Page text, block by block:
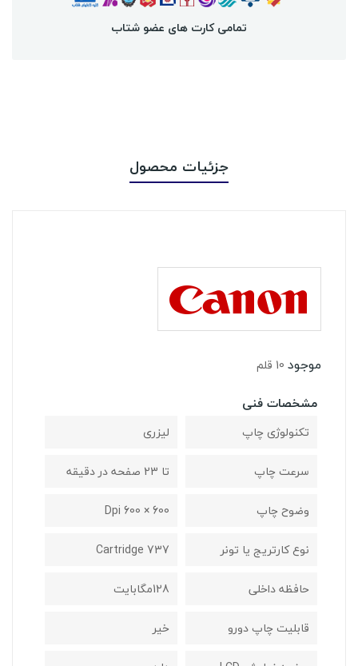
تمامی کارت های عضو شتاب
جزئیات محصول
موجود 10 قلم
مشخصات فنی
تکنولوژی چاپ
لیزری
سرعت چاپ
تا 23 صفحه در دقیقه
وضوح چاپ
600 × 600 Dpi
نوع کارتریج یا تونر
Cartridge 737
حافظه داخلی
128مگابایت
قابلیت چاپ دورو
خیر